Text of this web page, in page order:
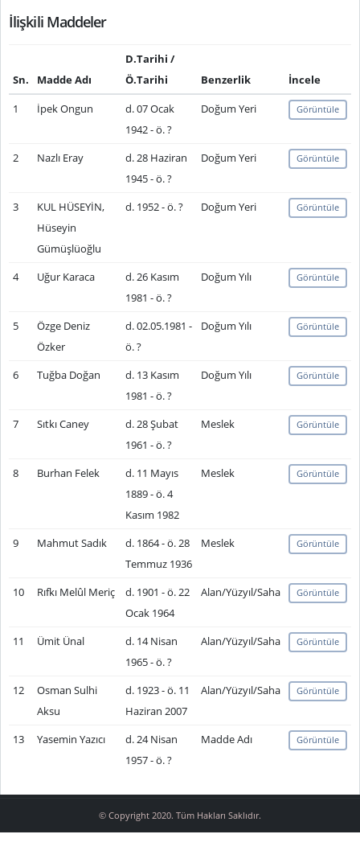
İlişkili Maddeler
Sn. Madde Adı
D.Tarihi /
Ö.Tarihi
Benzerlik
İncele
1
İpek Ongun
d. 07 Ocak
1942 - ö. ?
Doğum Yeri Görüntüle
2 Nazlı Eray
d. 28 Haziran
1945 - ö. ?
Doğum Yeri Görüntüle
3
KUL HÜSEYİN,
Hüseyin
Gümüşlüoğlu
d. 1952 - ö. ? Doğum Yeri Görüntüle
4 Uğur Karaca
d. 26 Kasım
1981 - ö. ?
Doğum Yılı Görüntüle
5
Özge Deniz
Özker
d. 02.05.1981 -
ö. ?
Doğum Yılı Görüntüle
6 Tuğba Doğan
d. 13 Kasım
1981 - ö. ?
Doğum Yılı Görüntüle
7 Sıtkı Caney
d. 28 Şubat
1961 - ö. ?
Meslek Görüntüle
8 Burhan Felek
d. 11 Mayıs
1889 - ö. 4
Kasım 1982
Meslek Görüntüle
9 Mahmut Sadık
d. 1864 - ö. 28
Temmuz 1936
Meslek Görüntüle
10 Rıfkı Melûl Meriç
d. 1901 - ö. 22
Ocak 1964
Alan/Yüzyıl/Saha Görüntüle
11 Ümit Ünal
d. 14 Nisan
1965 - ö. ?
Alan/Yüzyıl/Saha Görüntüle
12
Osman Sulhi
Aksu
d. 1923 - ö. 11
Haziran 2007
Alan/Yüzyıl/Saha Görüntüle
13 Yasemin Yazıcı
d. 24 Nisan
1957 - ö. ?
Madde Adı Görüntüle
© Copyright 2020. Tüm Hakları Saklıdır.